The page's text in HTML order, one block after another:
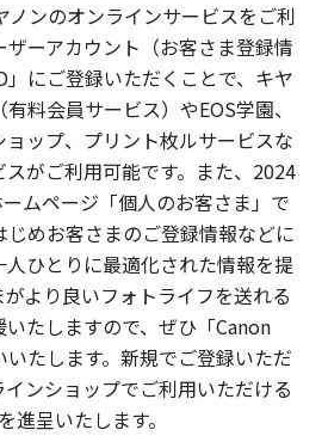
ノンのオンラインサービスをご利
ーアカウント（お客さま登録情
」にご登録いただくことで、キヤ
料会員サービス）やEOS学園、
ップ、プリント枚ルサービスな
スがご利用可能です。また、2024
ムページ「個人のお客さま」で
めお客さまのご登録情報などに
ひとりに最適化された情報を提
より良いフォトライフを送れる
たしますので、ぜひ「Canon
たします。新規でご登録いただ
ンショップでご利用いただける
進呈いたします。